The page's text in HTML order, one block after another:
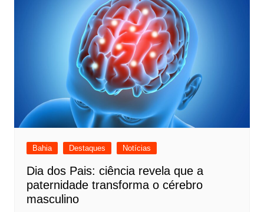
Bahia Destaques Notícias
Dia dos Pais: ciência revela que a
paternidade transforma o cérebro
masculino